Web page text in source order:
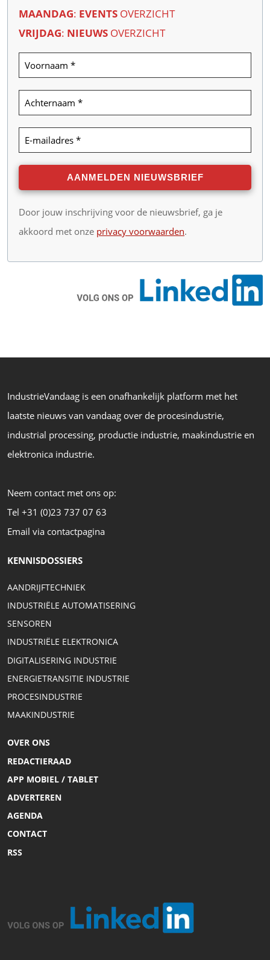
MAANDAG: EVENTS OVERZICHT
VRIJDAG: NIEUWS OVERZICHT
Door jouw inschrijving voor de nieuwsbrief, ga je
akkoord met onze privacy voorwaarden.
IndustrieVandaag is een onafhankelijk platform met het
laatste nieuws van vandaag over de procesindustrie,
industrial processing, productie industrie, maakindustrie en
elektronica industrie.
Neem contact met ons op:
Tel +31 (0)23 737 07 63
Email via contactpagina
KENNISDOSSIERS
AANDRIJFTECHNIEK
INDUSTRIËLE AUTOMATISERING
SENSOREN
INDUSTRIËLE ELEKTRONICA
DIGITALISERING INDUSTRIE
ENERGIETRANSITIE INDUSTRIE
PROCESINDUSTRIE
MAAKINDUSTRIE
OVER ONS
REDACTIERAAD
APP MOBIEL / TABLET
ADVERTEREN
AGENDA
CONTACT
RSS